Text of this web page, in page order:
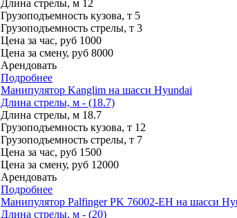
Длина стрелы, м 12
Грузоподъемность кузова, т 5
Грузоподъемность стрелы, т 3
Цена за час, руб 1000
Цена за смену, руб 8000
Арендовать
Подробнее
Манипулятор Kanglim на шасси Hyundai
Длина стрелы, м - (18.7)
Длина стрелы, м 18.7
Грузоподъемность кузова, т 12
Грузоподъемность стрелы, т 7
Цена за час, руб 1500
Цена за смену, руб 12000
Арендовать
Подробнее
Манипулятор Palfinger PK 76002-EH на шасси
Длина стрелы, м - (20)